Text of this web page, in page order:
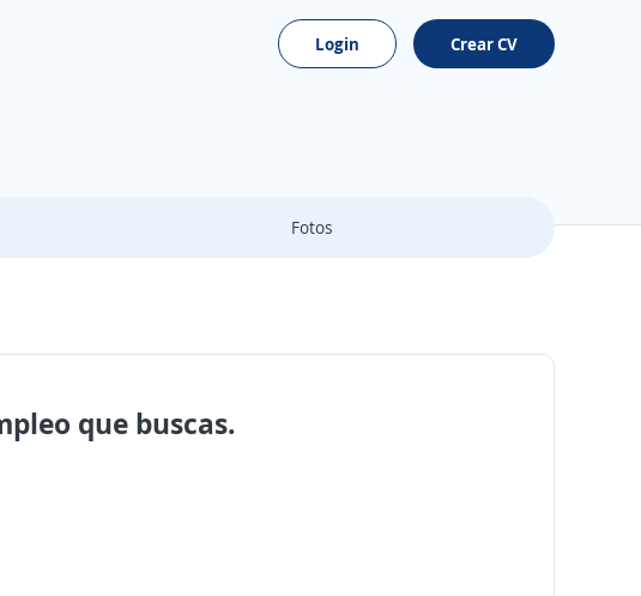
Login Crear CV
Fotos
que buscas.